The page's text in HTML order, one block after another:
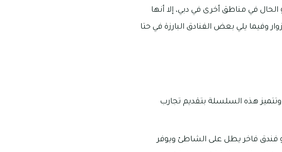
في مناطق أخرى في دبي، إلا أنها
وفيما يلي بعض الفنادق البارزة في حتا
هذه السلسلة بتقديم تجارب
فاخر يطل على الشاطئ ويوفر